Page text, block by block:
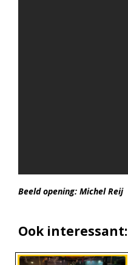
Beeld opening: Michel Reij
Ook interessant: